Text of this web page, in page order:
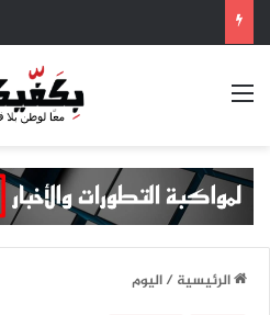
القائمة
الرئيسية/اليوم